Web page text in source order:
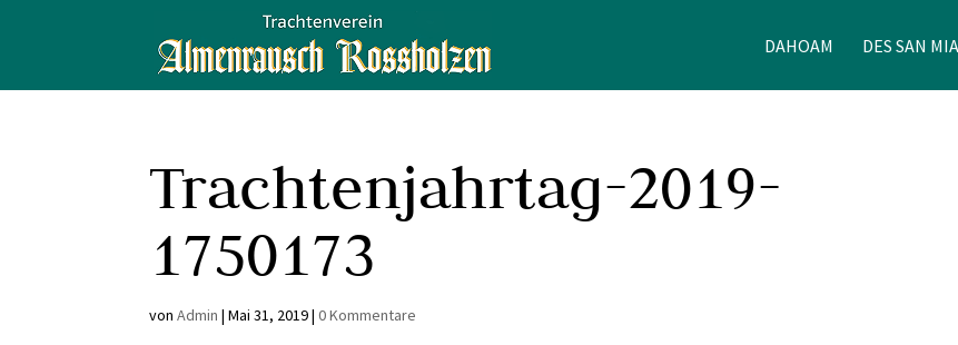
DAHOAM DES SAN MIA
Trachtenjahrtag-2019-
1750173
vonAdmin |Mai 31, 2019|0 Kommentare